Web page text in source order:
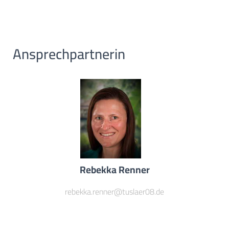
Ansprechpartnerin
Rebekka Renner
rebekka.renner@tuslaer08.de